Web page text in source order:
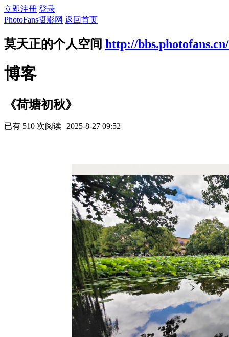
立即注册 登录
PhotoFans摄影网 返回首页
莫天正的个人空间 http://
博客
《荷塘初秋》
已有 510 次阅读 2025-8-27 09:52